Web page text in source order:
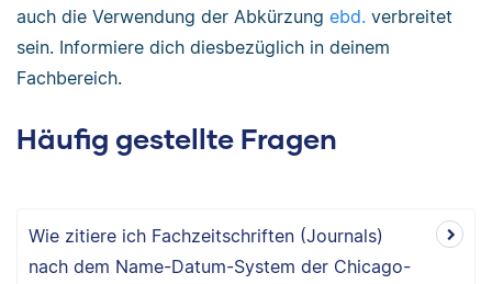
auch die Verwendung der Abkürzung ebd. verbreitet
sein. Informiere dich diesbezüglich in deinem
Fachbereich.
Häufig gestellte Fragen
Wie zitiere ich Fachzeitschriften (Journals)
nach dem Name-Datum-System der Chicago-